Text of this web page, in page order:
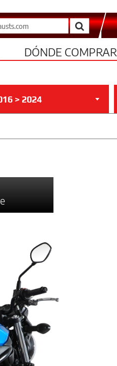
Buscar
DÓNDE COMPRAR
> 2024